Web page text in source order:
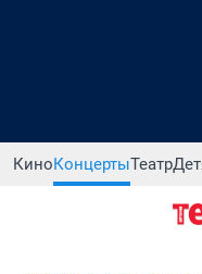
КиноКонцертыТеатр